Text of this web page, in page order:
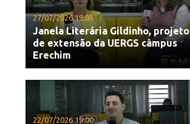
27/07/2026 19:05
Janela Literária Gildinho, projeto
de extensão da UERGS câmpus
Erechim
22/07/2026 19:00